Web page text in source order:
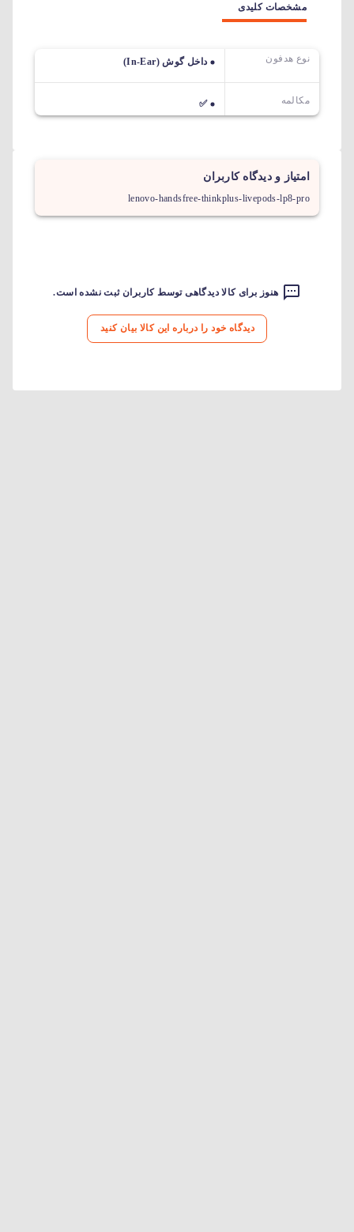
مشخصات کلیدی
نوع هدفون داخل گوش (In-Ear)
مکالمه ✅
امتیاز و دیدگاه کاربران
lenovo-handsfree-thinkplus-livepods-lp8-pro
هنوز برای کالا دیدگاهی توسط کاربران ثبت نشده است.
دیدگاه خود را درباره این کالا بیان کنید